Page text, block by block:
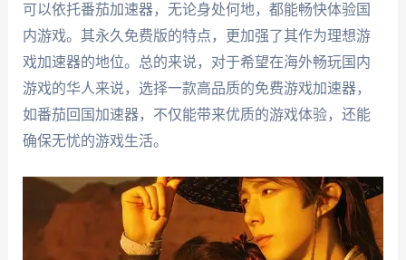
可以依托番茄加速器，无论身处何地，都能畅快体验国
内游戏。其永久免费版的特点，更加强了其作为理想游
戏加速器的地位。总的来说，对于希望在海外畅玩国内
游戏的华人来说，选择一款高品质的免费游戏加速器，
如番茄回国加速器，不仅能带来优质的游戏体验，还能
确保无忧的游戏生活。